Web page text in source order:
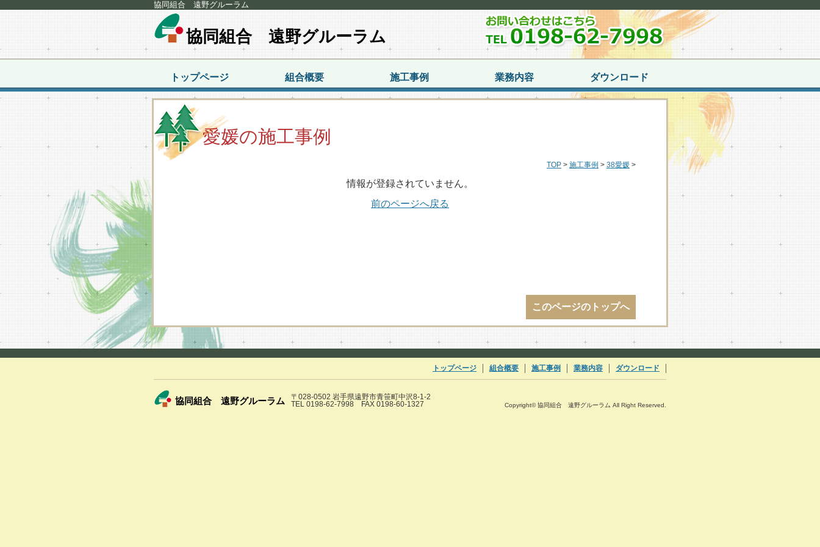
協同組合 遠野グルーラム
協同組合 遠野グルーラム
トップページ 組合概要 施工事例 業務内容 ダウンロード
愛媛の施工事例
TOP > 施工事例 > 38愛媛 >
情報が登録されていません。
前のページへ戻る
このページのトップへ
トップページ 組合概要 施工事例 業務内容 ダウンロード
協同組合 遠野グルーラム
〒028-0502 岩手県遠野市青笹町中沢8-1-2
TEL 0198-62-7998 FAX 0198-60-1327
Copyright© 協同組合 遠野グルーラム All Right Reserved.